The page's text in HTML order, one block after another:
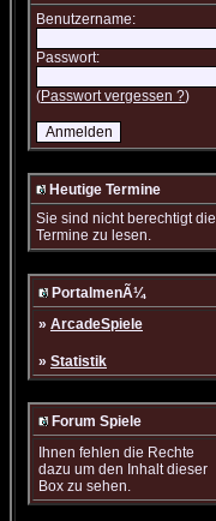
Benutzername:
Passwort:
(Passwort vergessen ?)
Heutige Termine
Sie sind nicht berechtigt die
Termine zu lesen.
PortalmenÃ¼
» ArcadeSpiele
» Statistik
Forum Spiele
Ihnen fehlen die Rechte
dazu um den Inhalt dieser
Box zu sehen.